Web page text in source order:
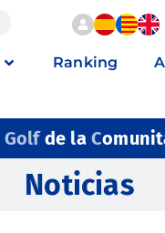
Ranking
Golfde la C
Noticias